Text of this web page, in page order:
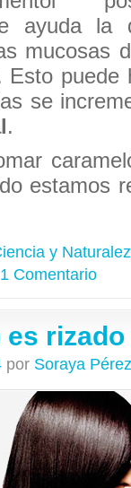
ayuda la
mucosas
puede
se
.
estamos
y
1 Comentario
es
por Soraya Pérez